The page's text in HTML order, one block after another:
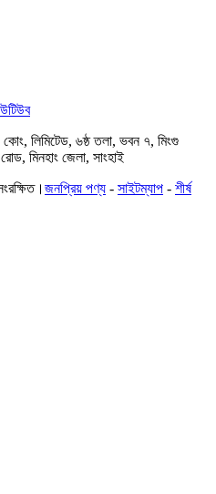
লিমিটেড, ৬ষ্ঠ তলা, ভবন ৭, মিংগু
মিনহাং জেলা, সাংহাই
জনপ্রিয় পণ্য - সাইটম্যাপ - শীর্ষ